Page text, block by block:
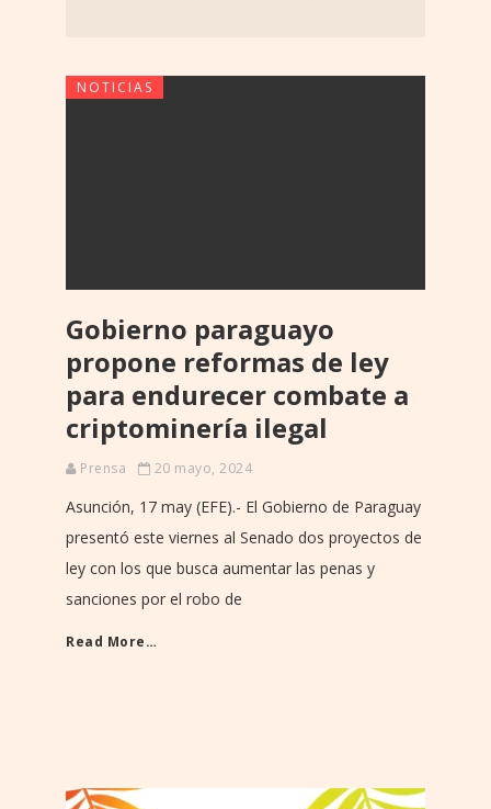
NOTICIAS
Gobierno paraguayo
propone reformas de ley
para endurecer combate a
criptominería ilegal
Prensa 20 mayo, 2024
Asunción, 17 may (EFE).- El Gobierno de Paraguay
presentó este viernes al Senado dos proyectos de
ley con los que busca aumentar las penas y
sanciones por el robo de
Read More…